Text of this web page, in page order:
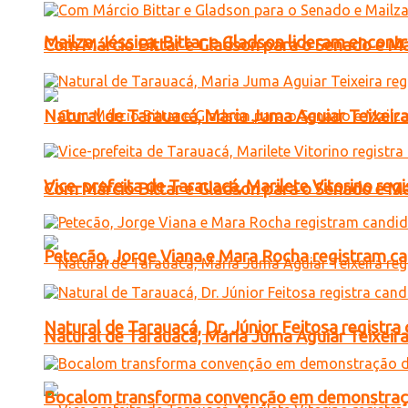
Mailza, Jéssica, Bittar e Gladson lideram
Com Márcio Bittar e Gladson para o Senado e
Natural de Tarauacá, Maria Juma Aguiar
Com Márcio Bittar e Gladson para o Senado e
Natural de Tarauacá, Maria Juma Aguiar
Vice-prefeita de Tarauacá, Marilete Vitorino
Petecão, Jorge Viana e Mara Rocha registram
Natural de Tarauacá, Dr. Júnior Feitosa
Bocalom transforma convenção em